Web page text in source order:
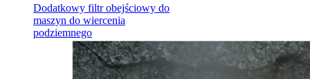
Dodatkowy filtr obejściowy do
maszyn do wiercenia
podziemnego